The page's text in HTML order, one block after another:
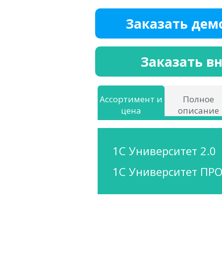
Заказать
Заказать
Ассортимент и
цена
Полное
описание
1С Университет 2.0
1С Университет